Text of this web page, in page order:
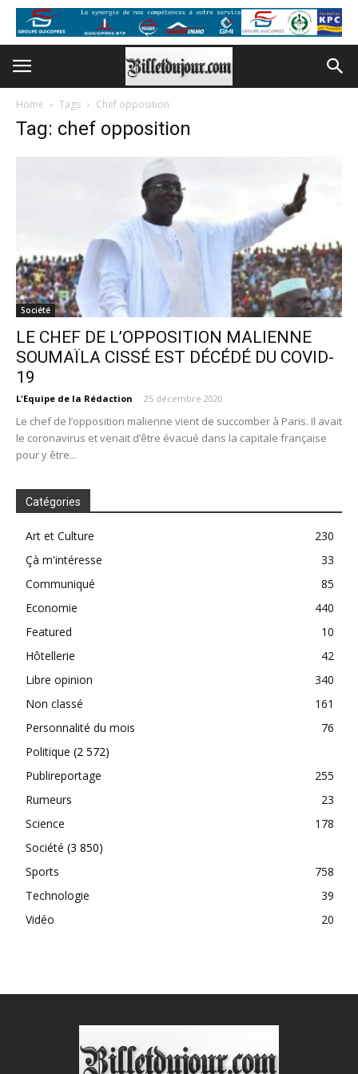
Home Tags Chef opposition
Tag: chef opposition
Société
LE CHEF DE L’OPPOSITION MALIENNE
SOUMAÏLA CISSÉ EST DÉCÉDÉ DU COVID-
19
L'Equipe de la Rédaction - 25 décembre 2020
Le chef de l’opposition malienne vient de succomber à Paris. Il avait
le coronavirus et venait d’être évacué dans la capitale française
pour y être...
Catégories
Art et Culture
230
Çà m'intéresse
33
Communiqué
85
Economie
440
Featured
10
Hôtellerie
42
Libre opinion
340
Non classé
161
Personnalité du mois
76
Politique (2 572)
Publireportage
255
Rumeurs
23
Science
178
Société (3 850)
Sports
758
Technologie
39
Vidéo
20